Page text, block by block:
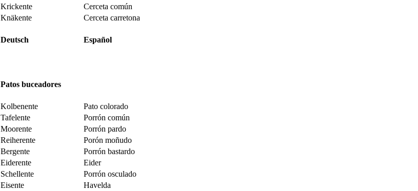
Krickente
Cerceta común
Knäkente Cerceta carretona
Deutsch Español
Patos buceadores
Kolbenente
Pato colorado
Tafelente
Porrón común
Moorente
Porrón pardo
Reiherente
Porón moñudo
Bergente
Porrón bastardo
Eiderente
Eider
Schellente
Porrón osculado
Eisente Havelda